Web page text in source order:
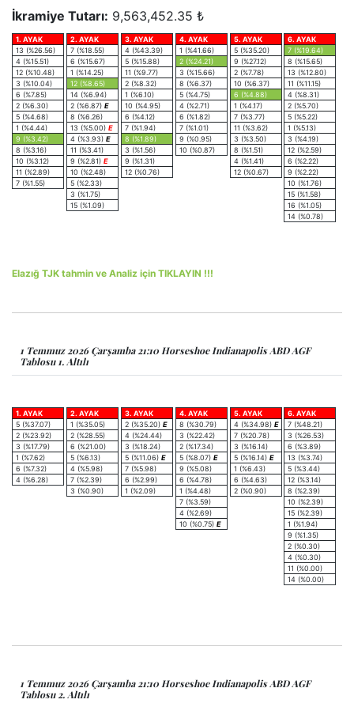
İkramiye Tutarı: 9,563,452.35 ₺
1. AYAK
13 (%26.56)
4 (%15.51)
12 (%10.48)
3 (%10.04)
6 (%7.85)
2 (%6.30)
5 (%4.68)
1 (%4.44)
9 (%3.42)
8 (%3.16)
10 (%3.12)
11 (%2.89)
7 (%1.55)
2. AYAK
7 (%18.55)
6 (%15.67)
1 (%14.25)
12 (%8.65)
14 (%6.94)
2 (%6.87) E
8 (%6.26)
13 (%5.00) E
4 (%3.93) E
11 (%3.41)
9 (%2.81) E
10 (%2.48)
5 (%2.33)
3 (%1.75)
15 (%1.09)
3. AYAK
4 (%43.39)
5 (%15.88)
11 (%9.77)
2 (%8.32)
1 (%6.10)
10 (%4.95)
6 (%4.12)
7 (%1.94)
8 (%1.89)
3 (%1.56)
9 (%1.31)
12 (%0.76)
4. AYAK
1 (%41.66)
2 (%24.21)
3 (%15.66)
8 (%6.37)
5 (%4.75)
4 (%2.71)
6 (%1.82)
7 (%1.01)
9 (%0.95)
10 (%0.87)
5. AYAK
5 (%35.20)
9 (%27.12)
2 (%7.78)
10 (%6.37)
6 (%4.88)
1 (%4.17)
7 (%3.77)
11 (%3.62)
3 (%3.50)
8 (%1.51)
4 (%1.41)
12 (%0.67)
6. AYAK
7 (%19.64)
8 (%15.65)
13 (%12.80)
11 (%11.15)
4 (%8.31)
2 (%5.70)
5 (%5.22)
1 (%5.13)
3 (%4.19)
12 (%2.59)
6 (%2.22)
9 (%2.22)
10 (%1.76)
15 (%1.58)
16 (%1.05)
14 (%0.78)
Elazığ TJK tahmin ve Analiz için TIKLAYIN !!!
1 Temmuz 2026 Çarşamba 21:10 Horseshoe Indianapolis ABD AGF
Tablosu 1. Altılı
1. AYAK
5 (%37.07)
2 (%23.92)
3 (%17.79)
1 (%7.62)
6 (%7.32)
4 (%6.28)
2. AYAK
1 (%35.05)
2 (%28.55)
6 (%21.00)
5 (%6.13)
4 (%5.98)
7 (%2.39)
3 (%0.90)
3. AYAK
2 (%35.20) E
4 (%24.44)
3 (%18.24)
5 (%11.06) E
7 (%5.98)
6 (%2.99)
1 (%2.09)
4. AYAK
8 (%30.79)
3 (%22.42)
2 (%17.34)
5 (%8.07) E
9 (%5.08)
6 (%4.78)
1 (%4.48)
7 (%3.59)
4 (%2.69)
10 (%0.75) E
5. AYAK
4 (%34.98) E
7 (%20.78)
3 (%16.14)
5 (%16.14) E
1 (%6.43)
6 (%4.63)
2 (%0.90)
6. AYAK
7 (%48.21)
3 (%26.53)
6 (%3.89)
13 (%3.74)
5 (%3.44)
12 (%3.14)
8 (%2.39)
10 (%2.39)
15 (%2.39)
1 (%1.94)
9 (%1.35)
2 (%0.30)
4 (%0.30)
11 (%0.00)
14 (%0.00)
1 Temmuz 2026 Çarşamba 21:10 Horseshoe Indianapolis ABD AGF
Tablosu 2. Altılı